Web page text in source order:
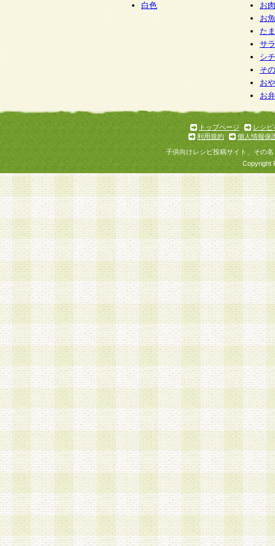
白色
お
お
た
サ
シ
そ
お
お
トップページ
レシピ
利用規約
個人情報保
子供向けレシピ投稿サイト、その
Copyright